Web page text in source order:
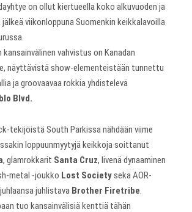
on ollut kiertueella koko alkuvuoden ja
viikonloppuna Suomenkin keikkalavoilla
vahvistus on Kanadan
näyttävistä show-elementeistään tunnettu
ja groovaavaa rokkia yhdistelevä
Blvd.
tekijöistä South Parkissa nähdään viime
loppuunmyytyjä keikkoja soittanut
, glamrokkarit Santa Cruz, livenä dynaaminen
metal -joukko Lost Societysekä AOR-
juhlistava Brother Firetribe.
tuo kansainvälisiä kenttiä tähän